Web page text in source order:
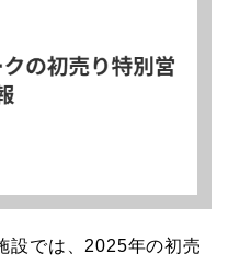
設では、2025年の初売